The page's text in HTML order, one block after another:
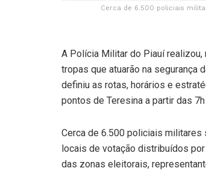
Cerca de 6.500 policiais
A Polícia Militar do Piauí realizou,
tropas que atuarão na segurança
definiu as rotas, horários e
pontos de Teresina a partir das
Cerca de 6.500 policiais militares
locais de votação distribuídos
das zonas eleitorais,